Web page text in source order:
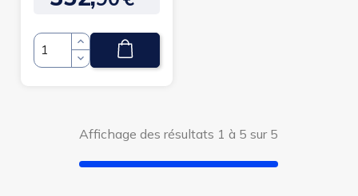
Jambes...
Quantité
Affichage des résultats 1 à 5 sur 5